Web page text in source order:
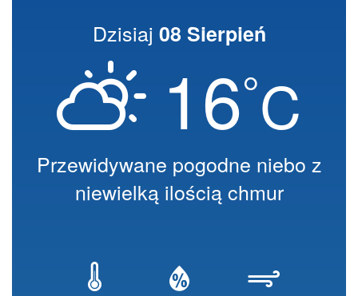
Dzisiaj 08 Sierpień
16°C
Przewidywane pogodne niebo z
niewielką ilością chmur